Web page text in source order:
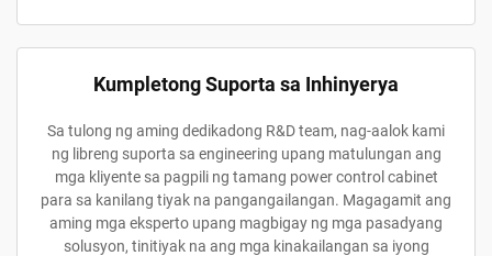
Kumpletong Suporta sa Inhinyerya
Sa tulong ng aming dedikadong R&D team, nag-aalok kami
ng libreng suporta sa engineering upang matulungan ang
mga kliyente sa pagpili ng tamang power control cabinet
para sa kanilang tiyak na pangangailangan. Magagamit ang
aming mga eksperto upang magbigay ng mga pasadyang
solusyon, tinitiyak na ang mga kinakailangan sa iyong